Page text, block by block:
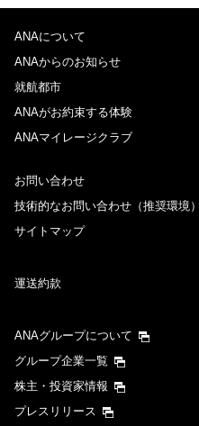
ANAについて
ANAからのお知らせ
就航都市
ANAがお約束する体験
ANAマイレージクラブ
お問い合わせ
技術的なお問い合わせ（推奨環境）
サイトマップ
運送約款
ANAグループについて
グループ企業一覧
株主・投資家情報
プレスリリース